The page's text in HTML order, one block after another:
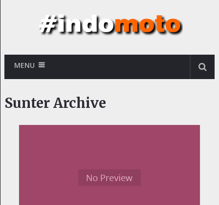
MENU
Sunter Archive